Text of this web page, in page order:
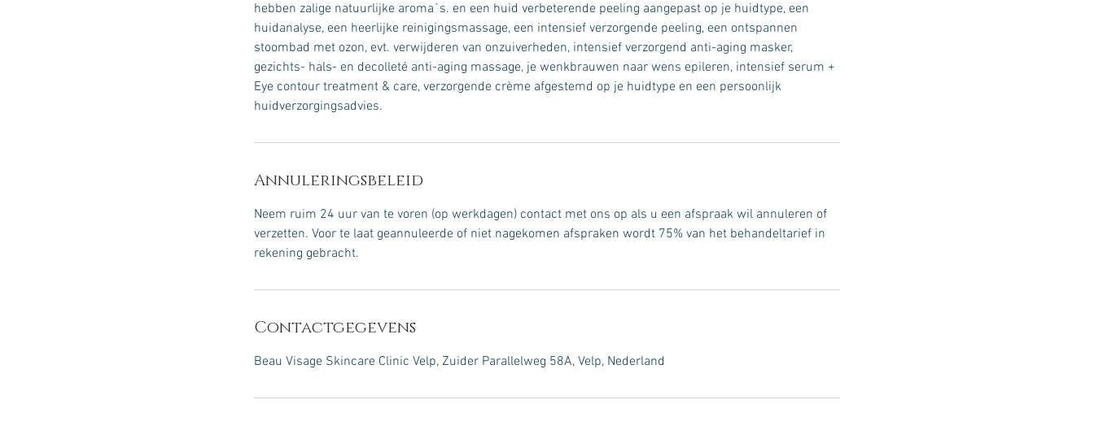
hebben zalige natuurlijke aroma`s. en een huid verbeterende peeling aangepast op je huidtype, een
huidanalyse, een heerlijke reinigingsmassage, een intensief verzorgende peeling, een ontspannen
stoombad met ozon, evt. verwijderen van onzuiverheden, intensief verzorgend anti-aging masker,
gezichts- hals- en decolleté anti-aging massage, je wenkbrauwen naar wens epileren, intensief serum +
Eye contour treatment & care, verzorgende crème afgestemd op je huidtype en een persoonlijk
huidverzorgingsadvies.
Annuleringsbeleid
Neem ruim 24 uur van te voren (op werkdagen) contact met ons op als u een afspraak wil annuleren of
verzetten. Voor te laat geannuleerde of niet nagekomen afspraken wordt 75% van het behandeltarief in
rekening gebracht.
Contactgegevens
Beau Visage Skincare Clinic Velp, Zuider Parallelweg 58A, Velp, Nederland